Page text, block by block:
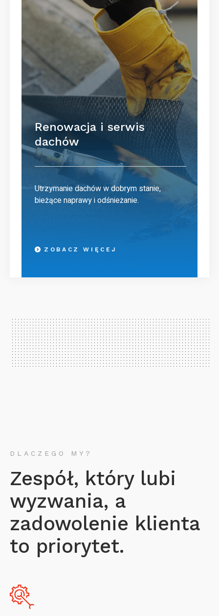
Renowacja i serwis
dachów
Utrzymanie dachów w dobrym stanie,
bieżące naprawy i odśnieżanie.
ZOBACZ WIĘCEJ
DLACZEGO MY?
Zespół, który lubi
wyzwania, a
zadowolenie klienta
to priorytet.